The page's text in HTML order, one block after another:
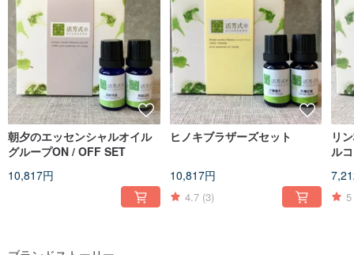
朝夕のエッセンシャルオイル
グループON / OFF SET
10,817円
ヒノキブラザーズセット
10,817円
4.7 (3)
リ
ル
5